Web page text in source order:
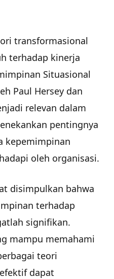
transformasional
terhadap kinerja
Situasional
Paul Hersey dan
relevan dalam
pentingnya
kepemimpinan
oleh organisasi.
disimpulkan bahwa
terhadap
signifikan.
mampu memahami
teori
dapat